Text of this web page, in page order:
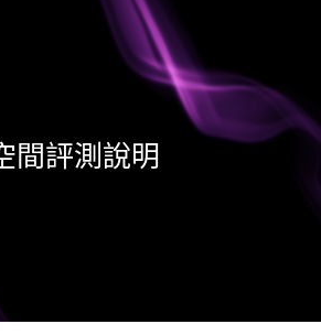
間評測說明